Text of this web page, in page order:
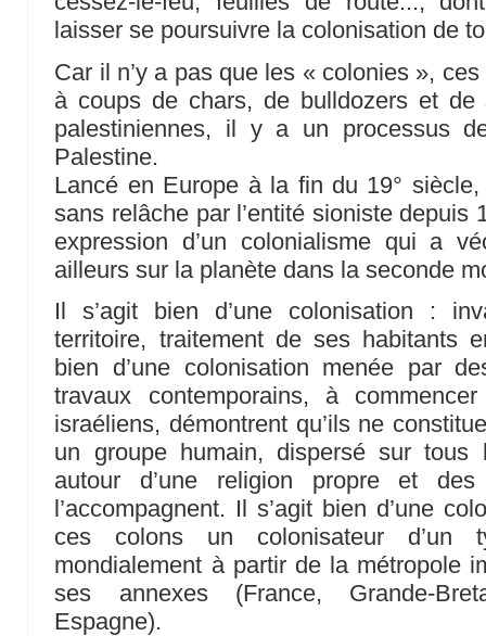
laisser se poursuivre la colonisation de
Car il n’y a pas que les « colonies »,
à coups de chars, de bulldozers et de
palestiniennes, il y a un processus
Palestine.
Lancé en Europe à la fin du 19°
sans relâche par l’entité sioniste depuis
expression d’un colonialisme qui a
ailleurs sur la planète dans la seconde
Il s’agit bien d’une colonisation :
territoire, traitement de ses habitants
bien d’une colonisation menée par
travaux contemporains, à
israéliens, démontrent qu’ils ne
un groupe humain, dispersé sur tous
autour d’une religion propre et
l’accompagnent. Il s’agit bien d’une
ces colons un colonisateur d’un
mondialement à partir de la métropole
ses annexes (France, Grande-
Espagne).